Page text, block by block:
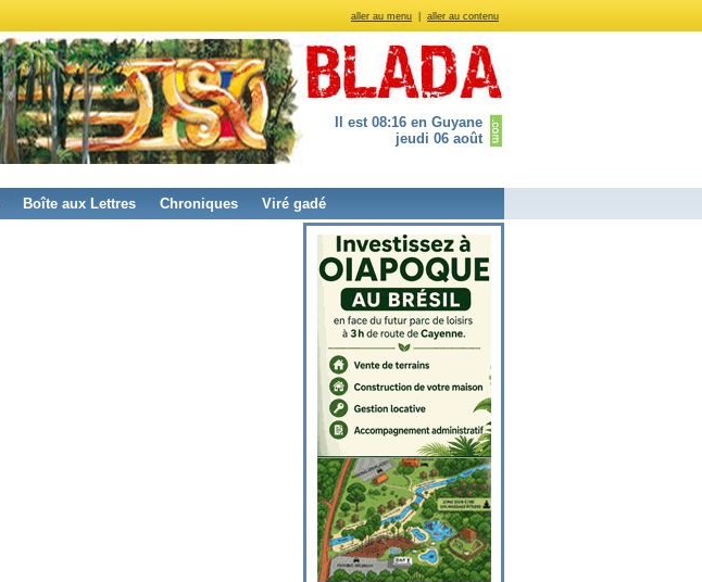
aller au menu aller au contenu
Il est 08:16 en Guyane
jeudi 06 août
Boîte aux Lettres Chroniques Viré gadé